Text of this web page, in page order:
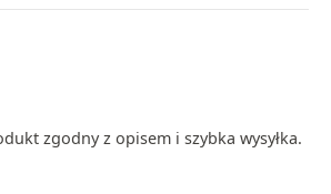
zgodny z opisem i szybka wysyłka.